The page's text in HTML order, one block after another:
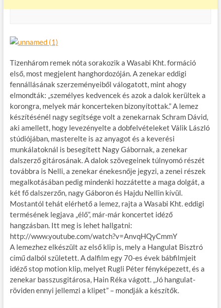
Tizenhárom remek nóta sorakozik a Wasabi Kht. formáció
első, most megjelent hanghordozóján. A zenekar eddigi
fennállásának szerzeményeiből válogatott, mint ahogy
elmondták: „személyes kedvencek és azok a dalok kerültek a
korongra, melyek már koncerteken bizonyítottak.” A lemez
készítésénél nagy segítsége volt a zenekarnak Schram Dávid,
aki amellett, hogy levezényelte a dobfelvételeket Válik László
stúdiójában, masterelte is az anyagot és a keverési
munkálatoknál is besegített Nagy Gábornak, a zenekar
dalszerző gitárosának. A dalok szövegeinek túlnyomó részét
továbbra is Nelli, a zenekar énekesnője jegyzi, a zenei részek
megalkotásában pedig mindenki hozzátette a maga dolgát, a
két fő dalszerzőn, nagy Gáboron és Hajdu Nellin kívül.
Mostantól tehát elérhető a lemez, rajta a Wasabi Kht. eddigi
termésének legjava „élő”, már-már koncertet idéző
hangzásban. Itt meg is lehet hallgatni:
http://www.youtube.com/watch?v=AnvqHQyCmmY
A lemezhez elkészült az első klip is, mely a Hangulat Bisztró
című dalból született. A dalfilm egy 70-es évek bábfilmjeit
idéző stop motion klip, melyet Rugli Péter fényképezett, és a
zenekar basszusgitárosa, Hain Réka vágott. „Jó hangulat-
röviden ennyi jellemzi a klipet” – mondják a készítők.